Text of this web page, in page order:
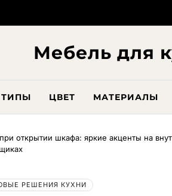
Мебель для
ТИПЫ ЦВЕТ МАТЕРИАЛЫ
открытии шкафа: яркие акценты на
РЕШЕНИЯ КУХНИ